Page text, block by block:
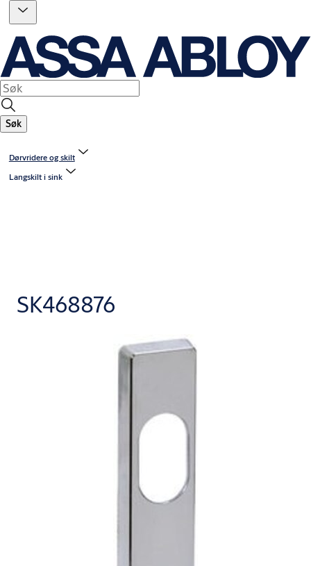
Søk
Dørvridere og skilt
Langskilt i sink
SK468876